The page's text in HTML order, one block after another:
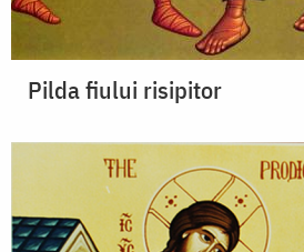
Pilda fiului risipitor